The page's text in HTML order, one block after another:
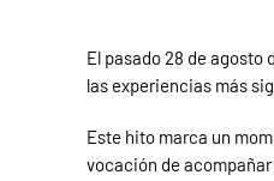
El pasado 28 de agosto
las experiencias más
Este hito marca un
vocación de